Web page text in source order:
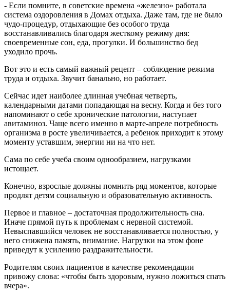
- Если помните, в советские времена «железно» работала
система оздоровления в Домах отдыха. Даже там, где не было
чудо-процедур, отдыхающие без особого труда
восстанавливались благодаря жесткому режиму дня:
своевременные сон, еда, прогулки. И большинство бед
уходило прочь.
Вот это и есть самый важный рецепт – соблюдение режима
труда и отдыха. Звучит банально, но работает.
Сейчас идет наиболее длинная учебная четверть,
календарными датами попадающая на весну. Когда и без того
напоминают о себе хронические патологии, наступает
авитаминоз. Чаще всего именно в марте-апреле потребность
организма в росте увеличивается, а ребенок приходит к этому
моменту уставшим, энергии ни на что нет.
Сама по себе учеба своим однообразием, нагрузками
истощает.
Конечно, взрослые должны помнить ряд моментов, которые
продлят детям социальную и образовательную активность.
Первое и главное – достаточная продолжительность сна.
Иначе прямой путь к проблемам с нервной системой.
Невыспавшийся человек не восстанавливается полностью, у
него снижена память, внимание. Нагрузки на этом фоне
приведут к усилению раздражительности.
Родителям своих пациентов в качестве рекомендации
привожу слова: «чтобы быть здоровым, нужно ложиться спать
вчера».